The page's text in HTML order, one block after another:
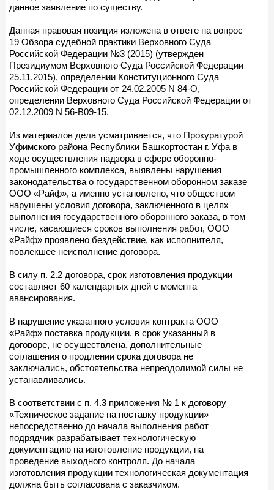
данное заявление по существу.
Данная правовая позиция изложена в ответе на вопрос
19 Обзора судебной практики Верховного Суда
Российской Федерации №3 (2015) (утвержден
Президиумом Верховного Суда Российской Федерации
25.11.2015), определении Конституционного Суда
Российской Федерации от 24.02.2005 N 84-О,
определении Верховного Суда Российской Федерации от
02.12.2009 N 56-В09-15.
Из материалов дела усматривается, что Прокуратурой
Уфимского района Республики Башкортостан г. Уфа в
ходе осуществления надзора в сфере оборонно-
промышленного комплекса, выявлены нарушения
законодательства о государственном оборонном заказе
ООО «Райф», а именно установлено, что обществом
нарушены условия договора, заключенного в целях
выполнения государственного оборонного заказа, в том
числе, касающиеся сроков выполнения работ, ООО
«Райф» проявлено бездействие, как исполнителя,
повлекшее неисполнение договора.
В силу п. 2.2 договора, срок изготовления продукции
составляет 60 календарных дней с момента
авансирования.
В нарушение указанного условия контракта ООО
«Райф» поставка продукции, в срок указанный в
договоре, не осуществлена, дополнительные
соглашения о продлении срока договора не
заключались, обстоятельства непреодолимой силы не
устанавливались.
В соответствии с п. 4.3 приложения № 1 к договору
«Техническое задание на поставку продукции»
непосредственно до начала выполнения работ
подрядчик разрабатывает технологическую
документацию на изготовление продукции, на
проведение выходного контроля. До начала
изготовления продукции технологическая документация
должна быть согласована с заказчиком.